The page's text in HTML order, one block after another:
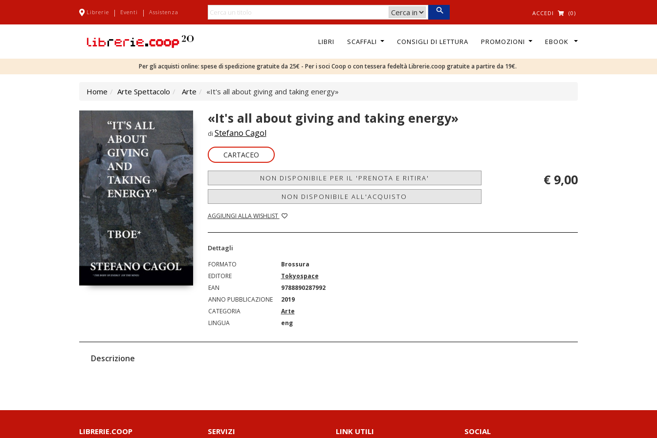
Librerie | Eventi | Assistenza ACCEDI (0)
LIBRI SCAFFALI CONSIGLI DI LETTURA PROMOZIONI EBOOK
Per gli acquisti online: spese di spedizione gratuite da 25€ - Per i soci Coop o con tessera fedeltà Librerie.coop gratuite a partire da 19€.
Home Arte Spettacolo Arte «It's all about giving and taking energy»
«It's all about giving and taking energy»
di Stefano Cagol
CARTACEO
NON DISPONIBILE PER IL 'PRENOTA E RITIRA'
NON DISPONIBILE ALL'ACQUISTO
AGGIUNGI ALLA WISHLIST
€ 9,00
Dettagli
FORMATO
Brossura
EDITORE
Tokyospace
EAN
9788890287992
ANNO PUBBLICAZIONE
2019
CATEGORIA
Arte
LINGUA
eng
Descrizione
LIBRERIE.COOP SERVIZI LINK UTILI SOCIAL